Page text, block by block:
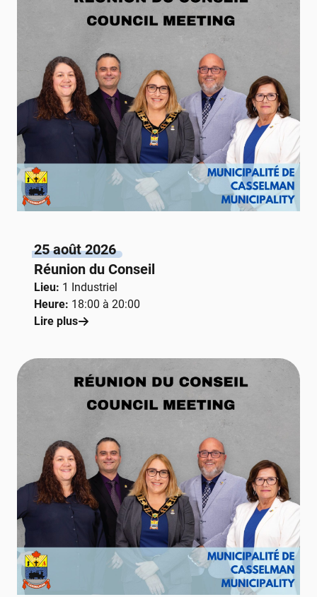
25 août 2026
Réunion du Conseil
Lieu: 1 Industriel
Heure: 18:00 à 20:00
Lire plus